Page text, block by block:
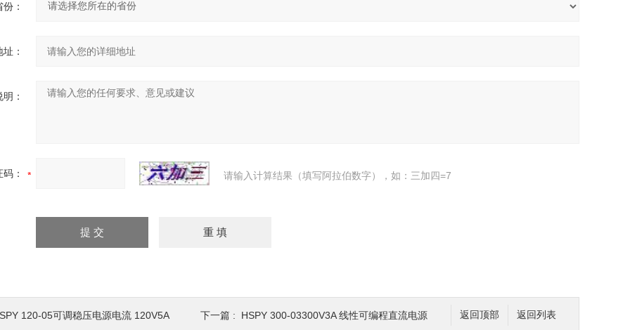
份：
：
：
： 请输入计算结果（填写阿拉伯数字），如：三加四=7
返回列表
返回顶部
120-05可调稳压电源电流 120V5A 下一篇 : HSPY 300-03300V3A 线性可编程直流电源